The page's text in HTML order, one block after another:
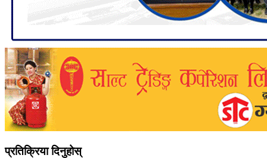
प्रतिक्रिया दिनुहोस्